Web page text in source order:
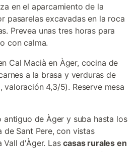
en el aparcamiento de la
pasarelas excavadas en la roca
Prevea unas tres horas para
con calma.
Cal Macià en Àger, cocina de
a la brasa y verduras de
valoración 4,3/5). Reserve mesa
antiguo de Àger y suba hasta los
de Sant Pere, con vistas
Vall d'Àger. Lascasas rurales en